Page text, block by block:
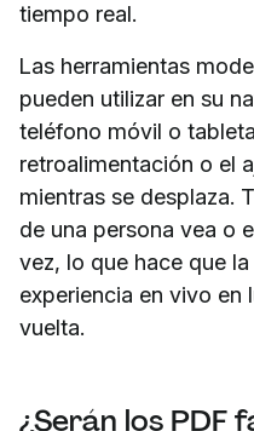
tiempo real.
Las herramientas
pueden utilizar en su
teléfono móvil o
retroalimentación o el
mientras se desplaza.
de una persona vea o
vez, lo que hace que
experiencia en vivo en
vuelta.
¿Serán los PDF